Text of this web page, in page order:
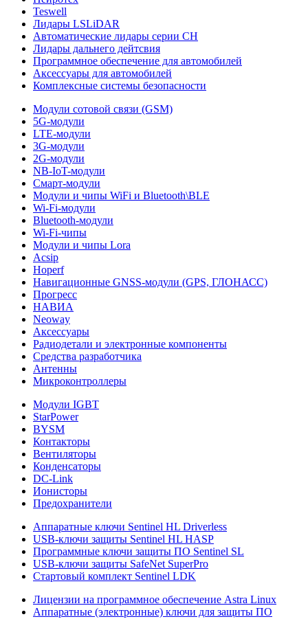
Teswell
Лидары LSLiDAR
Автоматические лидары серии CH
Лидары дальнего дейтсвия
Программное обеспечение для автомобилей
Аксессуары для автомобилей
Комплексные системы безопасности
Модули сотовой связи (GSM)
5G-модули
LTE-модули
3G-модули
2G-модули
NB-IoT-модули
Смарт-модули
Модули и чипы WiFi и Bluetooth\BLE
Wi-Fi-модули
Bluetooth-модули
Wi-Fi-чипы
Модули и чипы Lora
Acsip
Hoperf
Навигационные GNSS-модули (GPS, ГЛОНАСС)
Прогресс
НАВИА
Neoway
Аксессуары
Радиодетали и электронные компоненты
Средства разработчика
Антенны
Микроконтроллеры
Модули IGBT
StarPower
BYSM
Контакторы
Вентиляторы
Конденсаторы
DC-Link
Ионисторы
Предохранители
Аппаратные ключи Sentinel HL Driverless
USB-ключи защиты Sentinel HL HASP
Программные ключи защиты ПО Sentinel SL
USB-ключи защиты SafeNet SuperPro
Стартовый комплект Sentinel LDK
Лицензии на программное обеспечение Astra Linux
Аппаратные (электронные) ключи для защиты ПО